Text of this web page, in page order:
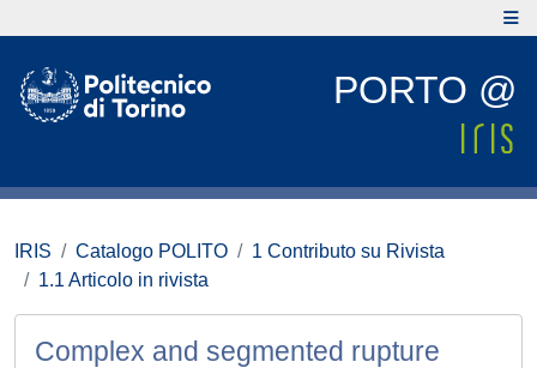
PORTO @
IRIS Catalogo POLITO
1 Contributo su Rivista
1.1 Articolo in rivista
Complex and segmented rupture